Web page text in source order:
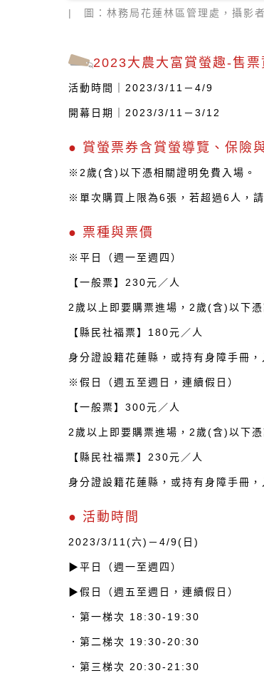
| 圖：林務局花蓮林區管理處，攝影
2023大農大富賞螢趣-售票
活動時間｜2023/3/11－4/9
開幕日期｜2023/3/11－3/12
● 賞螢票券含賞螢導覽、保險
※2歲(含)以下憑相關證明免費入場。
※單次購買上限為6張，若超過6人，請
● 票種與票價
※平日（週一至週四）
【一般票】230元／人
2歲以上即要購票進場，2歲(含)以下憑
【縣民社福票】180元／人
身分證設籍花蓮縣，或持有身障手冊，
※假日（週五至週日，連續假日）
【一般票】300元／人
2歲以上即要購票進場，2歲(含)以下憑
【縣民社福票】230元／人
身分證設籍花蓮縣，或持有身障手冊，
● 活動時間
2023/3/11(六)－4/9(日)
▶平日（週一至週四）
▶假日（週五至週日，連續假日）
．第一梯次 18:30-19:30
．第二梯次 19:30-20:30
．第三梯次 20:30-21:30